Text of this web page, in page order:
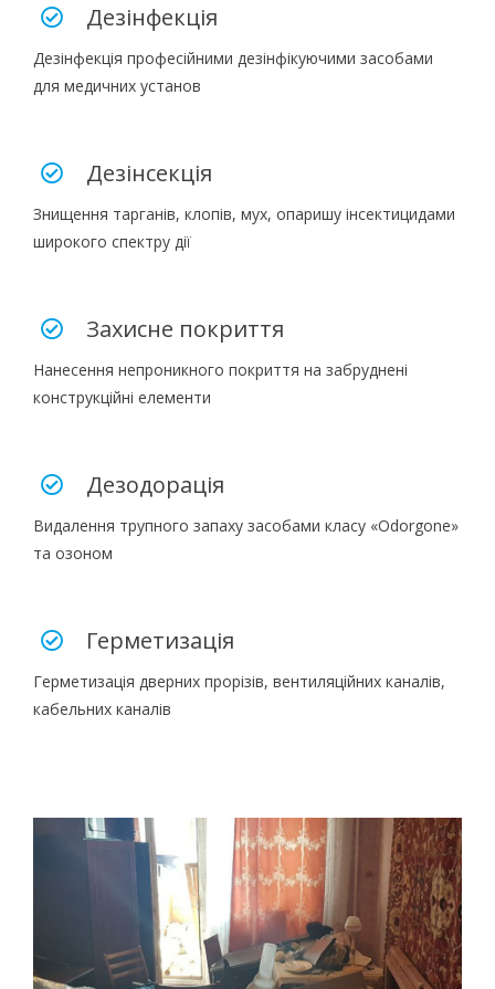
Дезінфекція
Дезінфекція професійними дезінфікуючими засобами
для медичних установ
Дезінсекція
Знищення тарганів, клопів, мух, опаришу інсектицидами
широкого спектру дії
Захисне покриття
Нанесення непроникного покриття на забруднені
конструкційні елементи
Дезодорація
Видалення трупного запаху засобами класу «Odorgone»
та озоном
Герметизація
Герметизація дверних прорізів, вентиляційних каналів,
кабельних каналів